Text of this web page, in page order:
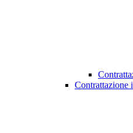
Contrattazione